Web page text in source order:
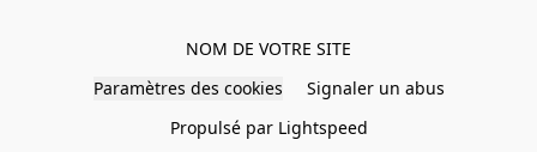
NOM DE VOTRE SITE
Paramètres des cookies
Signaler un abus
Propulsé par Lightspeed